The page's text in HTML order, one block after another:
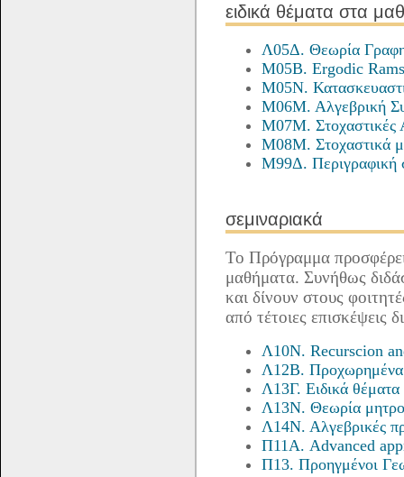
ειδικά θέματα στα
Λ05Δ. Θεωρία
Μ05Β. Ergodic
Μ05Ν.
Μ06Μ. Αλγεβρική
Μ07Μ. Στοχαστικές
Μ08Μ. Στοχαστικά
Μ99Δ. Περιγραφική
σεμιναριακά
Το Πρόγραμμα
μαθήματα. Συνήθως
και δίνουν στους
από τέτοιες επισκέψεις
Λ10Ν. Recurscion
Λ12Β. Προχωρημένα
Λ13Γ. Ειδικά
Λ13Ν. Θεωρία
Λ14Ν. Αλγεβρικές
Π11Α. Advanced
Π13. Προηγμένοι